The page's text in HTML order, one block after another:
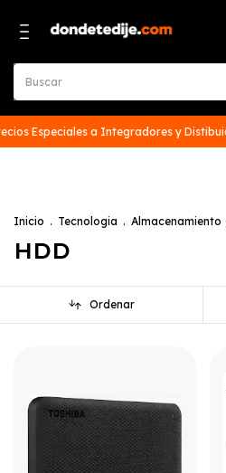
a Integradores y Distibuidores.
Inicio . Tecnologia . Almacenamiento
HDD
Ordenar